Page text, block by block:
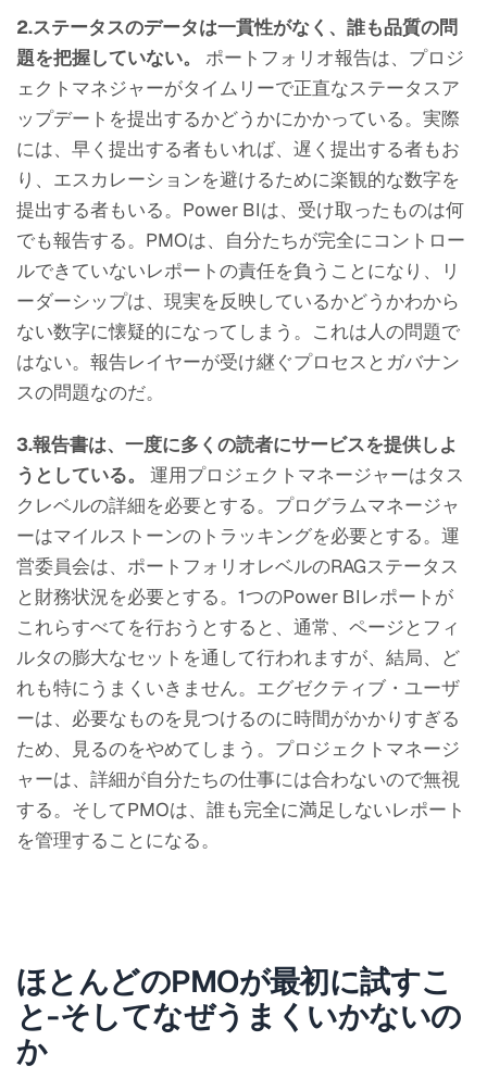
2.ステータスのデータは一貫性がなく、誰も品質の問
題を把握していない。
ポートフォリオ報告は、プロジ
ェクトマネジャーがタイムリーで正直なステータスア
ップデートを提出するかどうかにかかっている。実際
には、早く提出する者もいれば、遅く提出する者もお
り、エスカレーションを避けるために楽観的な数字を
提出する者もいる。Power BIは、受け取ったものは何
でも報告する。PMOは、自分たちが完全にコントロー
ルできていないレポートの責任を負うことになり、リ
ーダーシップは、現実を反映しているかどうかわから
ない数字に懐疑的になってしまう。これは人の問題で
はない。報告レイヤーが受け継ぐプロセスとガバナン
スの問題なのだ。
3.報告書は、一度に多くの読者にサービスを提供しよ
うとしている。
運用プロジェクトマネージャーはタス
クレベルの詳細を必要とする。プログラムマネージャ
ーはマイルストーンのトラッキングを必要とする。運
営委員会は、ポートフォリオレベルのRAGステータス
と財務状況を必要とする。1つのPower BIレポートが
これらすべてを行おうとすると、通常、ページとフィ
ルタの膨大なセットを通して行われますが、結局、ど
れも特にうまくいきません。エグゼクティブ・ユーザ
ーは、必要なものを見つけるのに時間がかかりすぎる
ため、見るのをやめてしまう。プロジェクトマネージ
ャーは、詳細が自分たちの仕事には合わないので無視
する。そしてPMOは、誰も完全に満足しないレポート
を管理することになる。
ほとんどのPMOが最初に試すこ
と-そしてなぜうまくいかないの
か